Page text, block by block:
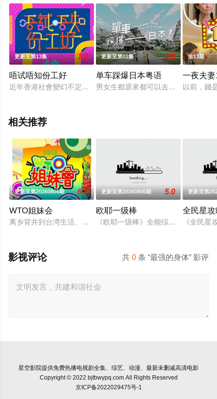
更新至第13集 1.0
唔试唔知份工好
近年香港社會變幻不定，失業、待業、轉職比比皆是，究竟人
更新至第01集 4.0
单车踩爆日本粤语
男女生都原來都可以去閨密遊！蘇皓
全13期
一夜夫
以前，錢
相关推荐
更新至第20260806期 6.0
WTO姐妹会
离乡背井到台湾生活、读书，每个台湾新住民难免会因为文化
更新至第20260806期 5.0
欧耶一级棒
《欧耶一级棒》全能综艺王欧汉声(
更新至第
全民星
《全民
共0 条 “最强的身体” 影评
影视评论
星空影院提供免费热播电视剧全集、综艺、动漫、最新未删减高清电影
Copyright © 2022 bjtbwypq.com All Rights Reserved
京ICP备2022029475号-1